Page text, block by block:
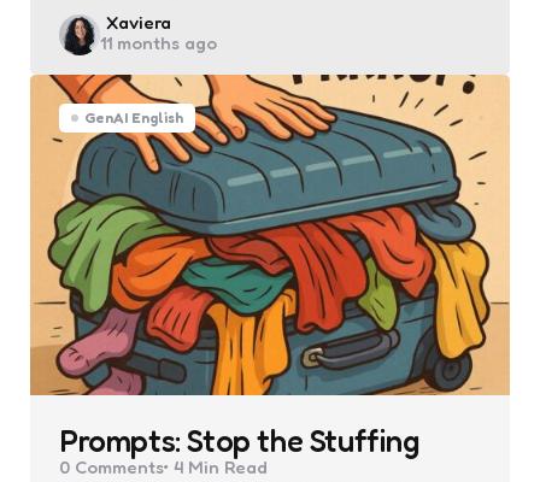
Posted
by
Xaviera
11 months ago
GenAI English
Prompts: Stop the Stuffing
0 Comments 4 Min Read